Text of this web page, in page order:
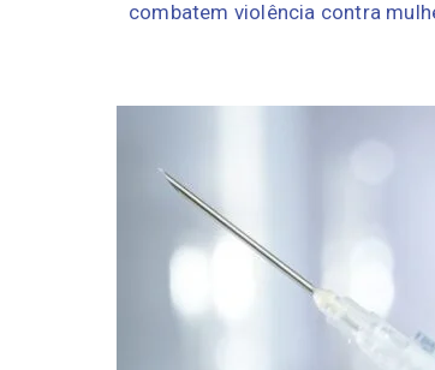
combatem violência contra